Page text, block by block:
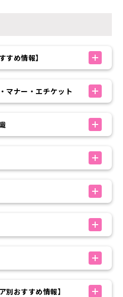
すめ情報】
マナー・エチケット
別おすすめ情報】